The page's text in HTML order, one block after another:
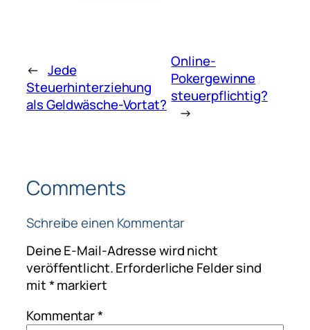
← Jede
Steuerhinterziehung
als Geldwäsche-Vortat?
Online-
Pokergewinne
steuerpflichtig?
→
Comments
Schreibe einen Kommentar
Deine E-Mail-Adresse wird nicht
veröffentlicht.Erforderliche Felder sind
mit*markiert
Kommentar*